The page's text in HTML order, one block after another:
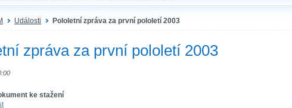
Události Pololetní zpráva za první pololetí 2003
zpráva za první pololetí 2003
ke stažení